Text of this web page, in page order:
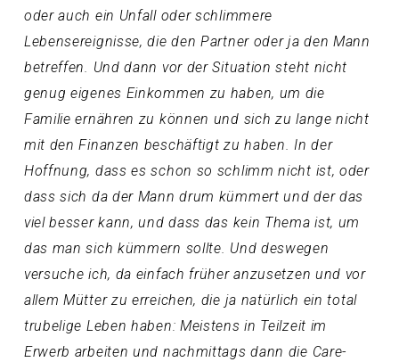
oder auch ein Unfall oder schlimmere
Lebensereignisse, die den Partner oder ja den Mann
betreffen. Und dann vor der Situation steht nicht
genug eigenes Einkommen zu haben, um die
Familie ernähren zu können und sich zu lange nicht
mit den Finanzen beschäftigt zu haben. In der
Hoffnung, dass es schon so schlimm nicht ist, oder
dass sich da der Mann drum kümmert und der das
viel besser kann, und dass das kein Thema ist, um
das man sich kümmern sollte. Und deswegen
versuche ich, da einfach früher anzusetzen und vor
allem Mütter zu erreichen, die ja natürlich ein total
trubelige Leben haben: Meistens in Teilzeit im
Erwerb arbeiten und nachmittags dann die Care-